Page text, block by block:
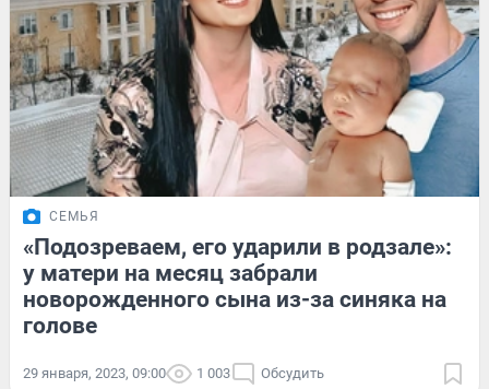
СЕМЬЯ
«Подозреваем, его ударили в родзале»:
у матери на месяц забрали
новорожденного сына из-за синяка на
голове
29 января, 2023, 09:00 1 003 Обсудить